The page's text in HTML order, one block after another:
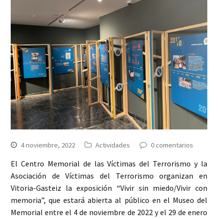
4 noviembre, 2022 Actividades 0 comentarios
El Centro Memorial de las Víctimas del Terrorismo y la
Asociación de Víctimas del Terrorismo organizan en
Vitoria-Gasteiz la exposición “Vivir sin miedo/Vivir con
memoria”, que estará abierta al público en el Museo del
Memorial entre el 4 de noviembre de 2022 y el 29 de enero